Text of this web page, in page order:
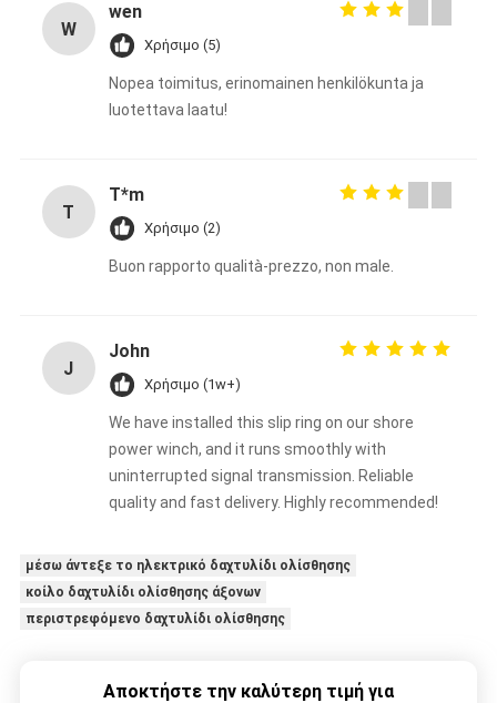
W
wen
Χρήσιμο (5)
Nopea toimitus, erinomainen henkilökunta ja
luotettava laatu!
T
T*m
Χρήσιμο (2)
Buon rapporto qualità-prezzo, non male.
J
John
Χρήσιμο (1w+)
We have installed this slip ring on our shore
power winch, and it runs smoothly with
uninterrupted signal transmission. Reliable
quality and fast delivery. Highly recommended!
μέσω άντεξε το ηλεκτρικό δαχτυλίδι ολίσθησης
κοίλο δαχτυλίδι ολίσθησης άξονων
περιστρεφόμενο δαχτυλίδι ολίσθησης
Αποκτήστε την καλύτερη τιμή για